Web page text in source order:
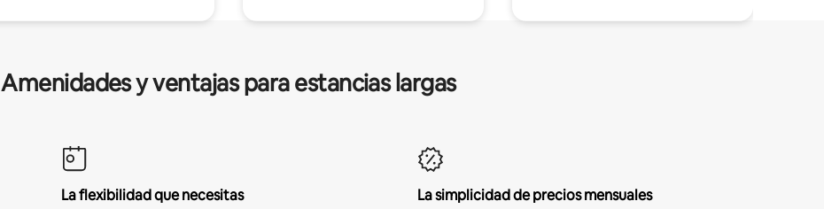
Amenidades y ventajas para estancias largas
La flexibilidad que necesitas
La simplicidad de precios mensuales